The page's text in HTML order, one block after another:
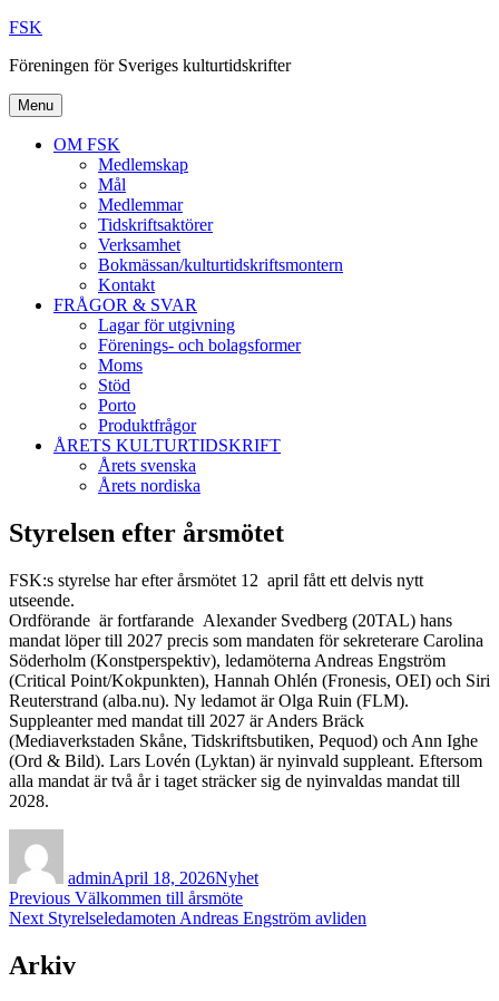
Skip
content
FSK
Föreningen för Sveriges kulturtidskrifter
Menu
OM FSK
Medlemskap
Mål
Medlemmar
Tidskriftsaktörer
Verksamhet
Bokmässan/kulturtidskriftsmontern
Kontakt
FRÅGOR & SVAR
Lagar för utgivning
Förenings- och bolagsformer
Moms
Stöd
Porto
Produktfrågor
ÅRETS KULTURTIDSKRIFT
Årets svenska
Årets nordiska
Styrelsen efter årsmötet
FSK:s styrelse har efter årsmötet 12 april fått ett delvis nytt
utseende.
Ordförande är fortfarande Alexander Svedberg (20TAL) hans
mandat löper till 2027 precis som mandaten för sekreterare Carolina
Söderholm (Konstperspektiv), ledamöterna Andreas Engström
(Critical Point/Kokpunkten), Hannah Ohlén (Fronesis, OEI) och Siri
Reuterstrand (alba.nu). Ny ledamot är Olga Ruin (FLM).
Suppleanter med mandat till 2027 är Anders Bräck
(Mediaverkstaden Skåne, Tidskriftsbutiken, Pequod) och Ann Ighe
(Ord & Bild). Lars Lovén (Lyktan) är nyinvald suppleant. Eftersom
alla mandat är två år i taget sträcker sig de nyinvaldas mandat till
2028.
adminApril 18, 2026Nyhet
Post
navigation
Previous Previous
post:
Välkommen till årsmöte
Next Next
Styrelseledamoten Andreas Engström avliden
Arkiv